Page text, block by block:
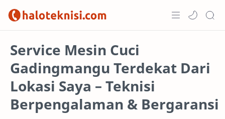
Projects
Service Mesin Cuci
Gadingmangu Terdekat Dari
Lokasi Saya – Teknisi
Berpengalaman & Bergaransi